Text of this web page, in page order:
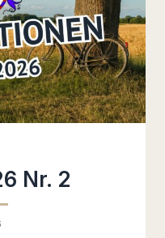
Nr. 2